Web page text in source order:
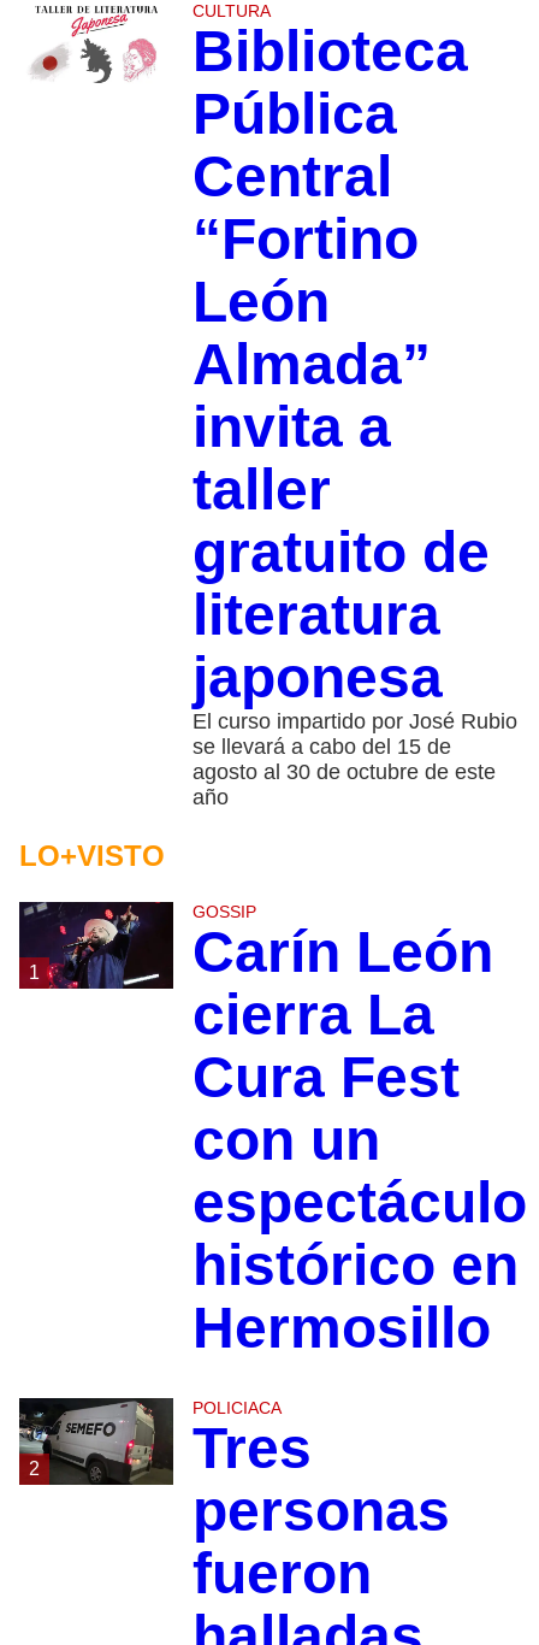
CULTURA
Biblioteca
Pública
Central
“Fortino
León
Almada”
invita a
taller
gratuito de
literatura
japonesa
El curso impartido por José Rubio
se llevará a cabo del 15 de
agosto al 30 de octubre de este
año
LO+VISTO
1
GOSSIP
Carín León
cierra La
Cura Fest
con un
espectáculo
histórico en
Hermosillo
2
POLICIACA
Tres
personas
fueron